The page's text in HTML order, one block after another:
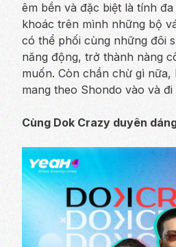
êm bền và đặc biệt là tính
khoác trên mình những bộ
có thể phối cùng những đôi
năng động, trở thành nàng
muốn. Còn chần chừ gì
mang theo Shondo vào và đi
Cùng Dok Crazy duyên